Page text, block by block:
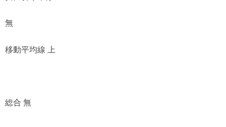
無
移動平均線 上
総合 無